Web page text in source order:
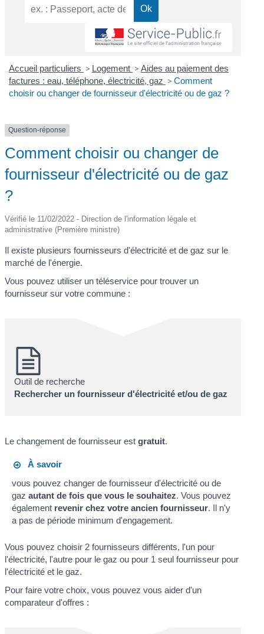
Accueil particuliers > Logement > Aides au paiement des
factures : eau, téléphone, électricité, gaz > Comment
choisir ou changer de fournisseur d'électricité ou de gaz ?
Question-réponse
Comment choisir ou changer de
fournisseur d'électricité ou de gaz
?
Vérifié le 11/02/2022 - Direction de l'information légale et
administrative (Première ministre)
Il existe plusieurs fournisseurs d'électricité et de gaz sur le
marché de l'énergie.
Vous pouvez utiliser un téléservice pour trouver un
fournisseur sur votre commune :
Outil de recherche
Rechercher un fournisseur d'électricité et/ou de gaz
Le changement de fournisseur estgratuit.
À savoir
vous pouvez changer de fournisseur d'électricité ou de
gaz autant de fois que vous le souhaitez. Vous pouvez
également revenir chez votre ancien fournisseur. Il n'y
a pas de période minimum d'engagement.
Vous pouvez choisir 2 fournisseurs différents, l'un pour
l'électricité, l'autre pour le gaz ou pour 1 seul fournisseur pour
l'électricité et le gaz.
Pour faire votre choix, vous pouvez vous aider d'un
comparateur d'offres :